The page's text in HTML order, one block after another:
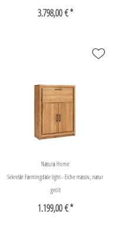
3.798,00 € *
Natura Home
Sekretär Farmingdale light - Eiche massiv, natur
geölt
1.199,00 € *